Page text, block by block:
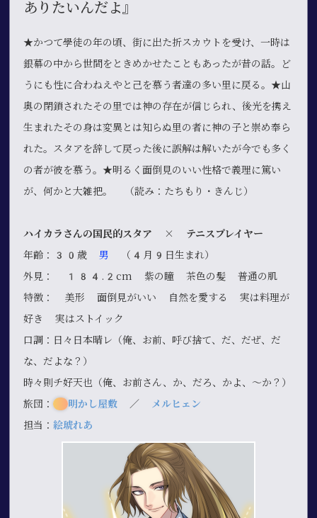
ありたいんだよ』
★かつて學徒の年の頃、街に出た折スカウトを受け、一時は
銀幕の中から世間をときめかせたこともあったが昔の話。ど
うにも性に合わねえやと己を慕う者達の多い里に戻る。★山
奥の閉鎖されたその里では神の存在が信じられ、後光を携え
生まれたその身は変異とは知らぬ里の者に神の子と崇め奉ら
れた。スタアを辞して戻った後に誤解は解いたが今でも多く
の者が彼を慕う。★明るく面倒見のいい性格で義理に篤い
が、何かと大雑把。 （読み：たちもり・きんじ）
ハイカラさんの国民的スタア × テニスプレイヤー
年齢：30歳男
（4月9日生まれ）
外見： 184.2cm 紫の瞳 茶色の髪 普通の肌
特徴： 美形 面倒見がいい 自然を愛する 実は料理が
好き 実はストイック
口調：日々日本晴レ（俺、お前、呼び捨て、だ、だぜ、だ
な、だよな？）
時々則チ好天也（俺、お前さん、か、だろ、かよ、～か？）
旅団：
明かし屋敷 ／
メルヒェン
担当：絵琥れあ